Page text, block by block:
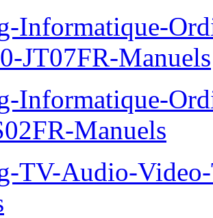
Informatique-
JT07FR-Manuels
Informatique-
Manuels
TV-Audio-